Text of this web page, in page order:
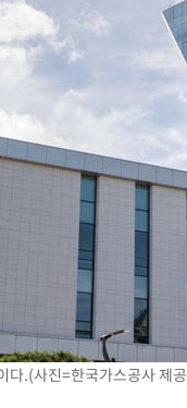
내린 6258.77에 마쳐
1416.1원 마감
, 2018년 이후 첫 40도
보' 신용해 前교정본부장
민적 공분에 수사 재개"
지…'쑥대밭' 된 축구협회
에 김태유 서울대 공대 교수
진종오·서범수 징계 절차
입 27.5%↑…무역총액
심도 징역 3년
' 유병호 구속기소
다.(사진=한국가스공사 제